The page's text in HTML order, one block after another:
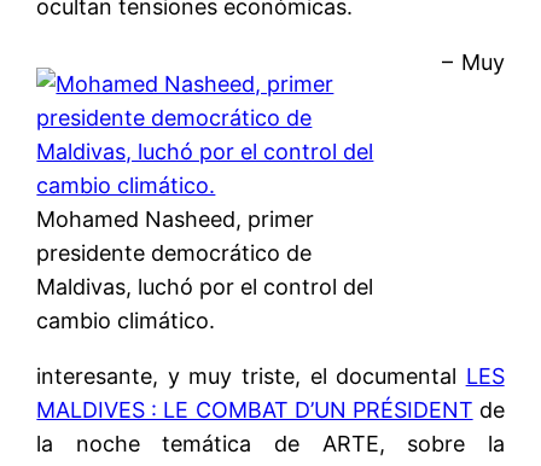
ocultan tensiones económicas.
Mohamed Nasheed, primer
presidente democrático de
Maldivas, luchó por el control del
cambio climático.
– Muy
interesante, y muy triste, el documental LES
MALDIVES : LE COMBAT D’UN PRÉSIDENT de
la noche temática de ARTE, sobre la